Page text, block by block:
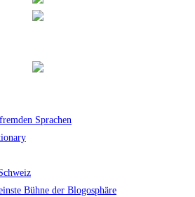
Sprachen
Bühne der Blogosphäre